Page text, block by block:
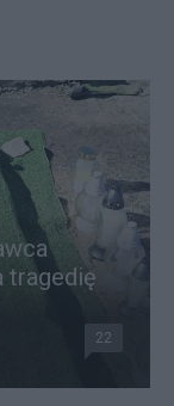
tragedię
22